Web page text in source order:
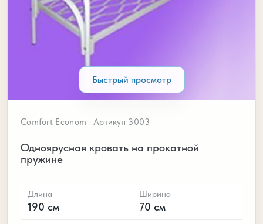
Быстрый просмотр
Comfort Econom · Артикул 3003
Одноярусная кровать на прокатной
пружине
Длина
190 см
Ширина
70 см